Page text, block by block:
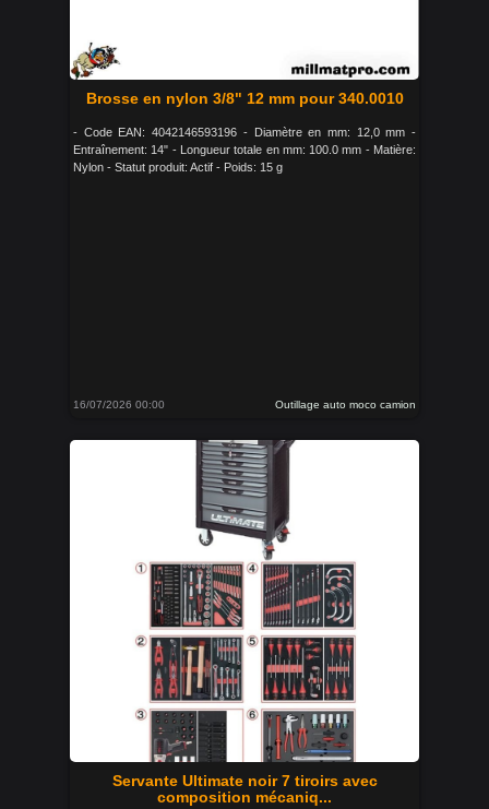
Brosse en nylon 3/8" 12 mm pour 340.0010
- Code EAN: 4042146593196 - Diamètre en mm: 12,0 mm -
Entraînement: 14" - Longueur totale en mm: 100.0 mm - Matière:
Nylon - Statut produit: Actif - Poids: 15 g
16/07/2026 00:00 Outillage auto moco camion
Servante Ultimate noir 7 tiroirs avec
composition mécaniq...